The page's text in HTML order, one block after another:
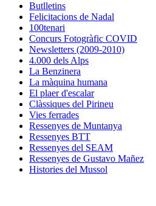
Butlletins
Felicitacions de Nadal
100tenari
Concurs Fotogràfic COVID
Newsletters (2009-2010)
4.000 dels Alps
La Benzinera
La màquina humana
El plaer d'escalar
Clàssiques del Pirineu
Vies ferrades
Ressenyes de Muntanya
Ressenyes BTT
Ressenyes del SEAM
Ressenyes de Gustavo Mañez
Histories del Mussol